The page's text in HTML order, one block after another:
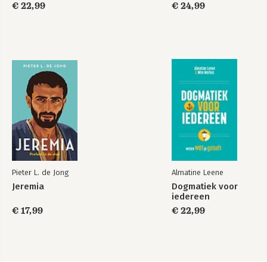
€ 22,99
€ 24,99
Pieter L. de Jong
Jeremia
€ 17,99
Almatine Leene
Dogmatiek voor
iedereen
€ 22,99